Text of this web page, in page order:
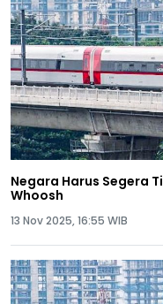
Negara Harus Segera
Whoosh
13 Nov 2025, 16:55 WIB